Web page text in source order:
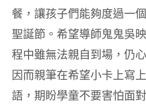
餐，讓孩子們能夠度過一
聖誕節。希望導師鬼鬼吳
程中雖無法親自到場，仍
因而親筆在希望小卡上寫
語，期盼學童不要害怕面